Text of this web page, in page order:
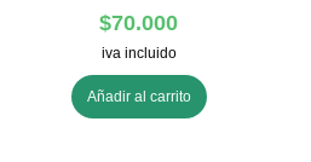
$70.000
iva incluido
Añadir al carrito